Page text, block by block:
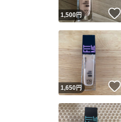
1,500円
1,650円